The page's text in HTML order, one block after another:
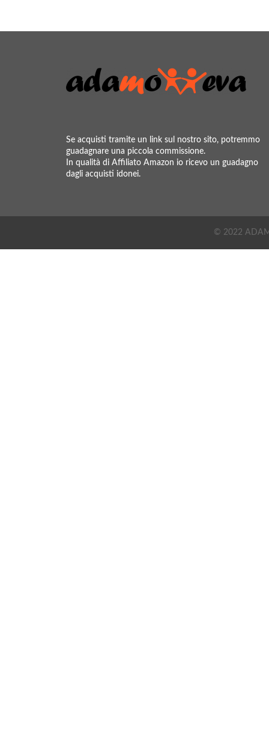
Se acquisti tramite un link sul nostro sito, potremmo
guadagnare una piccola commissione.
In qualità di Affiliato Amazon io ricevo un guadagno
dagli acquisti idonei.
© 2022